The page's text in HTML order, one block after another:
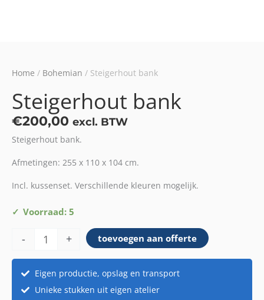
Home / Bohemian / Steigerhout bank
Steigerhout bank
€200,00 excl. BTW
Steigerhout bank.
Afmetingen: 255 x 110 x 104 cm.
Incl. kussenset. Verschillende kleuren mogelijk.
Voorraad: 5
-
Steigerhout
aantal
+ toevoegen aan offerte
Eigen productie, opslag en transport
Unieke stukken uit eigen atelier